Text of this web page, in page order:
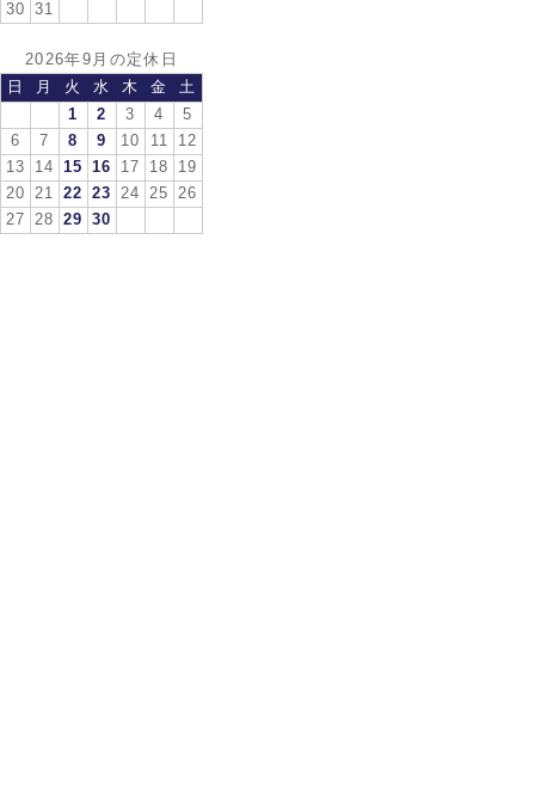
30
31
2026年9月の定休日
日
月 火 水 木 金
土
1
2 3 4
5
6
7 8 9 10 11
12
13
14 15 16 17 18
19
20
21 22 23 24 25
26
27
28 29 30